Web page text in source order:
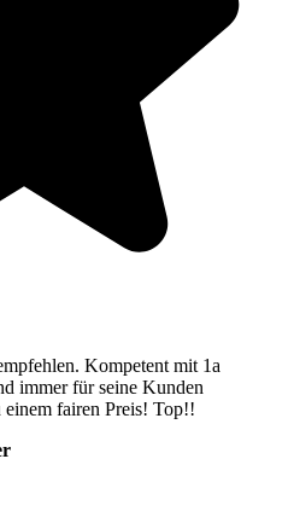
Kompetent mit 1a
immer für seine Kunden
fairen Preis! Top!!